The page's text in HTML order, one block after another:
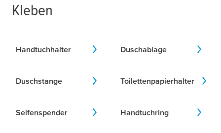
Kleben
Handtuchhalter Duschablage
Duschstange Toilettenpapierhalter
Seifenspender Handtuchring